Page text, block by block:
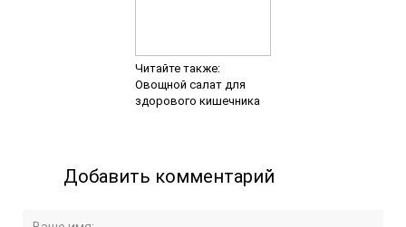
Читайте также:
Овощной салат для
здорового кишечника
Добавить комментарий